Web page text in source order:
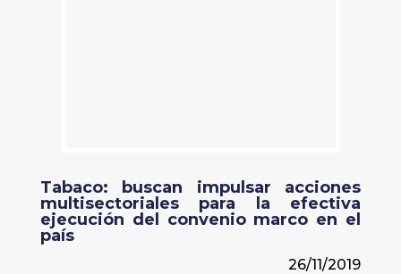
Tabaco: buscan impulsar acciones
multisectoriales para la efectiva
ejecución del convenio marco en el
país
26/11/2019